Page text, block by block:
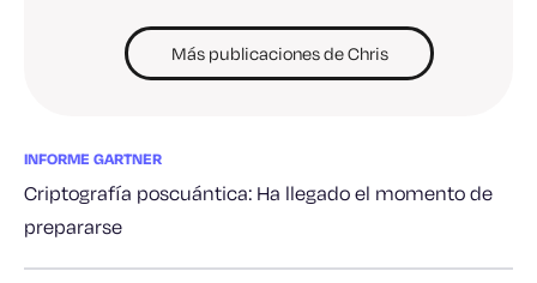
Más publicaciones de Chris
INFORME GARTNER
Criptografía poscuántica: Ha llegado el momento de
prepararse